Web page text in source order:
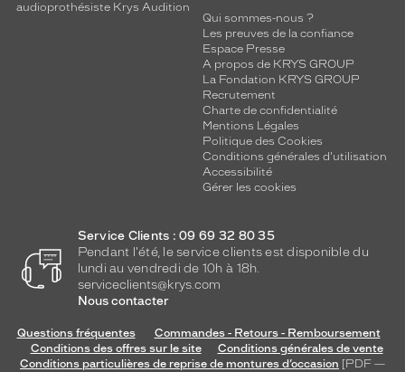
audioprothésiste Krys Audition
Qui sommes-nous ?
Les preuves de la confiance
Espace Presse
A propos de KRYS GROUP
La Fondation KRYS GROUP
Recrutement
Charte de confidentialité
Mentions Légales
Politique des Cookies
Conditions générales d'utilisation
Accessibilité
Gérer les cookies
Service Clients : 09 69 32 80 35
Pendant l'été, le service clients est disponible du
lundi au vendredi de 10h à 18h.
serviceclients@krys.com
Nous contacter
Questions fréquentes
Commandes - Retours - Remboursement
Conditions des offres sur le site
Conditions générales de vente
Conditions particulières de reprise de montures d’occasion [PDF —